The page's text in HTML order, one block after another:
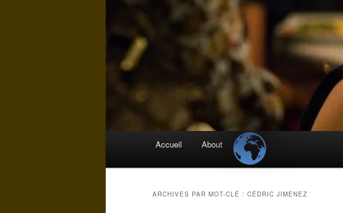
Accueil About
ARCHIVES PAR MOT-CLÉ : CÉDRIC JIMENEZ